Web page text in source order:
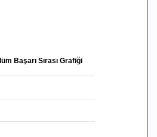
Başarı Sırası Grafiği